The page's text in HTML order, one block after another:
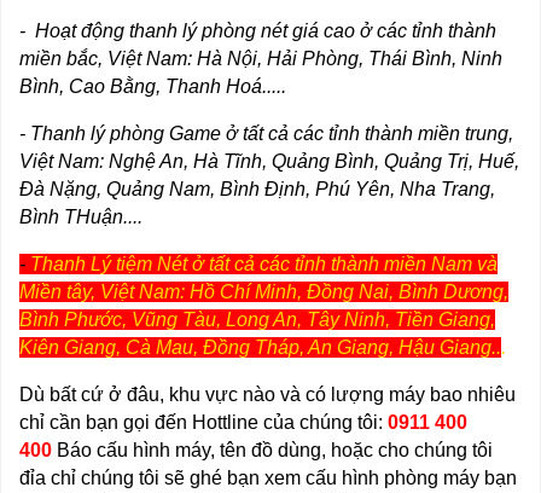
- Hoạt động thanh lý phòng nét giá cao ở các tỉnh thành
miền bắc, Việt Nam: Hà Nội, Hải Phòng, Thái Bình, Ninh
Bình, Cao Bằng, Thanh Hoá.....
- Thanh lý phòng Game ở tất cả các tỉnh thành miền trung,
Việt Nam: Nghệ An, Hà Tĩnh, Quảng Bình, Quảng Trị, Huế,
Đà Nặng, Quảng Nam, Bình Định, Phú Yên, Nha Trang,
Bình THuận....
- Thanh Lý tiệm Nét ở tất cả các tỉnh thành miền Nam và
Miền tây, Việt Nam: Hồ Chí Minh, Đồng Nai, Bình Dương,
Bình Phước, Vũng Tàu, Long An, Tây Ninh, Tiền Giang,
Kiên Giang, Cà Mau, Đồng Tháp, An Giang, Hậu Giang...
Dù bất cứ ở đâu, khu vực nào và có lượng máy bao nhiêu
chỉ cần bạn gọi đến Hottline của chúng tôi: 0911 400
400 Báo cấu hình máy, tên đồ dùng, hoặc cho chúng tôi
đỉa chỉ chúng tôi sẽ ghé bạn xem cấu hình phòng máy bạn